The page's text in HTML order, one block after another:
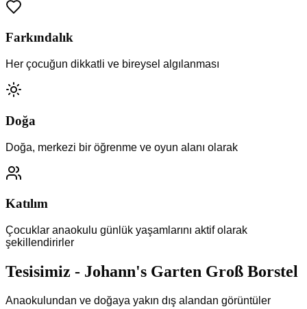
Farkındalık
Her çocuğun dikkatli ve bireysel algılanması
Doğa
Doğa, merkezi bir öğrenme ve oyun alanı olarak
Katılım
Çocuklar anaokulu günlük yaşamlarını aktif olarak
şekillendirirler
Tesisimiz - Johann's Garten Groß Borstel
Anaokulundan ve doğaya yakın dış alandan görüntüler